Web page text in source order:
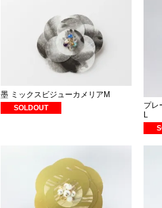
墨 ミックスビジューカメリアM
SOLDOUT
プレ
L